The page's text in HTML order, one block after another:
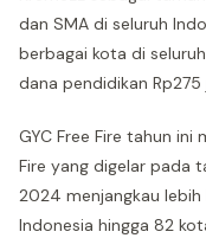
dan SMA di seluruh
berbagai kota di
dana pendidikan Rp275
GYC Free Fire tahun ini
Fire yang digelar pada
2024 menjangkau
Indonesia hingga 82